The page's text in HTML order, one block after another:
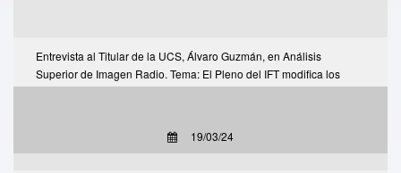
Entrevista al Titular de la UCS, Álvaro Guzmán, en Análisis
Superior de Imagen Radio. Tema: El Pleno del IFT modifica los
Lineamientos en materia de integración de socios o asociados de
19/03/24